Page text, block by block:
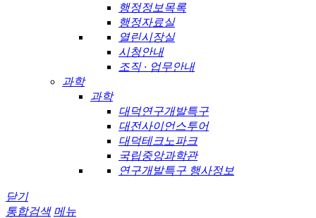
행정정보목록
행정자료실
열린시장실
시청안내
조직 · 업무안내
과학
과학
대덕연구개발특구
대전사이언스투어
대덕테크노파크
국립중앙과학관
연구개발특구 행사정보
닫기
통합검색 메뉴